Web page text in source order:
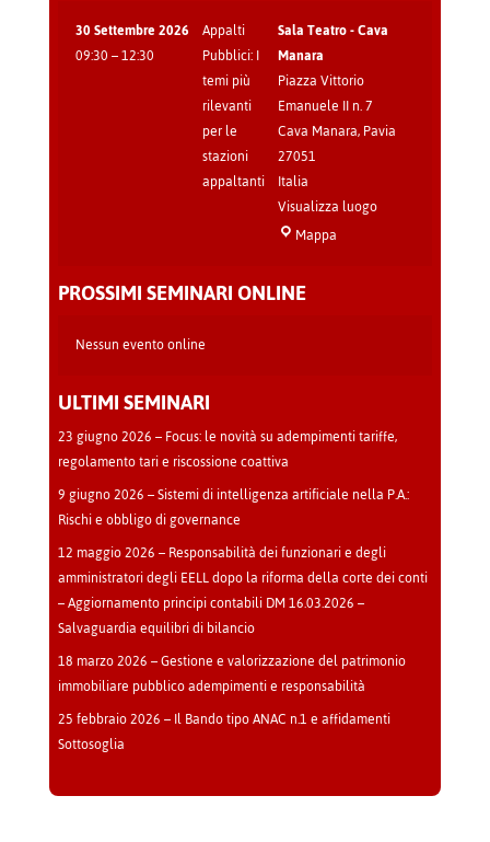
30 Settembre 2026
09:30–12:30
Appalti
Pubblici: I
temi più
rilevanti
per le
stazioni
appaltanti
Sala Teatro - Cava
Manara
Piazza Vittorio
Emanuele II n. 7
Cava Manara,Pavia
27051
Italia
Visualizza luogo
Mappa
PROSSIMI SEMINARI ONLINE
Nessun evento online
ULTIMI SEMINARI
23 giugno 2026 – Focus: le novità su adempimenti tariffe,
regolamento tari e riscossione coattiva
9 giugno 2026 – Sistemi di intelligenza artificiale nella P.A.:
Rischi e obbligo di governance
12 maggio 2026 – Responsabilità dei funzionari e degli
amministratori degli EELL dopo la riforma della corte dei conti
– Aggiornamento principi contabili DM 16.03.2026 –
Salvaguardia equilibri di bilancio
18 marzo 2026 – Gestione e valorizzazione del patrimonio
immobiliare pubblico adempimenti e responsabilità
25 febbraio 2026 – Il Bando tipo ANAC n.1 e affidamenti
Sottosoglia